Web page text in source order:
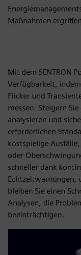
Maßnahmen
Mit dem SENTRON
Verfügbarkeit,
Flicker und
messen. Steigern
analysieren und
erforderlichen
kostspielige
oder
schneller dank
Echtzeitwarnungen,
bleiben Sie einen
Analysen, die
beeinträchtigen.